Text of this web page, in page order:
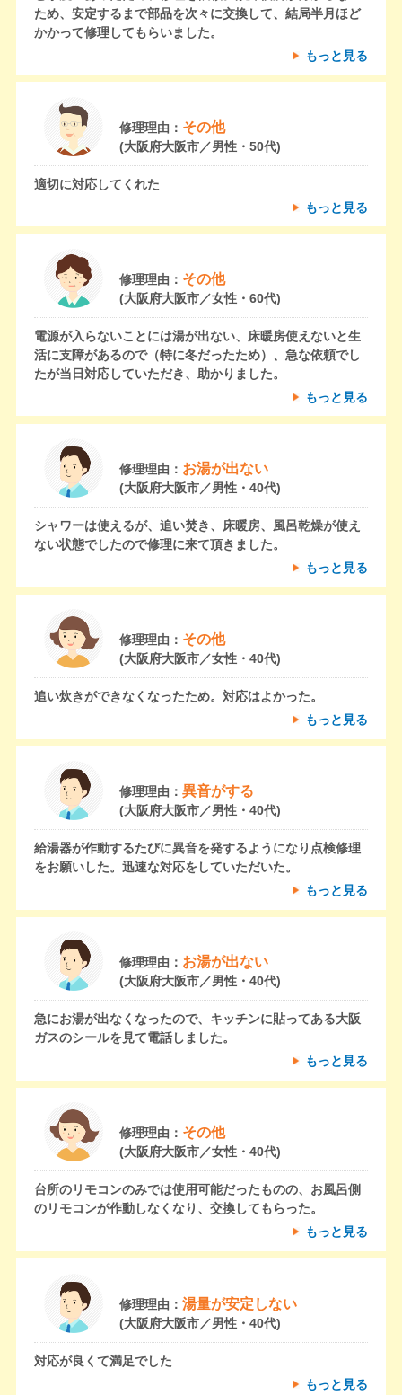
ため、安定するまで部品を次々に交換して、結局半月ほど
かかって修理してもらいました。
もっと見る
修理理由： その他
(大阪府大阪市／男性・50代)
適切に対応してくれた
もっと見る
修理理由： その他
(大阪府大阪市／女性・60代)
電源が入らないことには湯が出ない、床暖房使えないと生
活に支障があるので（特に冬だったため）、急な依頼でし
たが当日対応していただき、助かりました。
もっと見る
修理理由： お湯が出ない
(大阪府大阪市／男性・40代)
シャワーは使えるが、追い焚き、床暖房、風呂乾燥が使え
ない状態でしたので修理に来て頂きました。
もっと見る
修理理由： その他
(大阪府大阪市／女性・40代)
追い炊きができなくなったため。対応はよかった。
もっと見る
修理理由： 異音がする
(大阪府大阪市／男性・40代)
給湯器が作動するたびに異音を発するようになり点検修理
をお願いした。迅速な対応をしていただいた。
もっと見る
修理理由： お湯が出ない
(大阪府大阪市／男性・40代)
急にお湯が出なくなったので、キッチンに貼ってある大阪
ガスのシールを見て電話しました。
もっと見る
修理理由： その他
(大阪府大阪市／女性・40代)
台所のリモコンのみでは使用可能だったものの、お風呂側
のリモコンが作動しなくなり、交換してもらった。
もっと見る
修理理由： 湯量が安定しない
(大阪府大阪市／男性・40代)
対応が良くて満足でした
もっと見る